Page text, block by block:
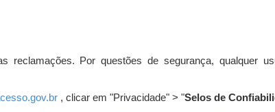
Por questões de segurança, qualquer
, clicar em "Privacidade" > "Selos de